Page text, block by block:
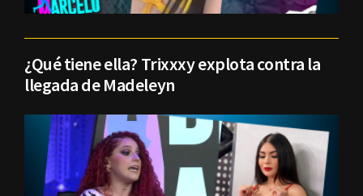
¿Qué tiene ella? Trixxxy explota contra la
llegada de Madeleyn